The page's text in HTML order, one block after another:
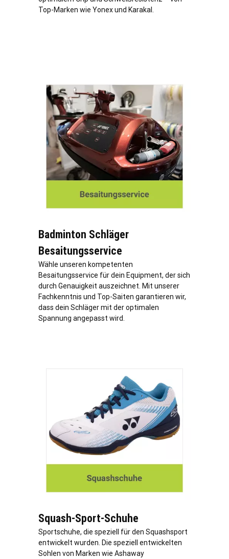
Top-Marken wie Yonex und Karakal.
Badminton Schläger
Besaitungsservice
Wähle unseren kompetenten
Besaitungsservice für dein Equipment, der sich
durch Genauigkeit auszeichnet. Mit unserer
Fachkenntnis und Top-Saiten garantieren wir,
dass dein Schläger mit der optimalen
Spannung angepasst wird.
Squash-Sport-Schuhe
Sportschuhe, die speziell für den Squashsport
entwickelt wurden. Die speziell entwickelten
Sohlen von Marken wie Ashaway